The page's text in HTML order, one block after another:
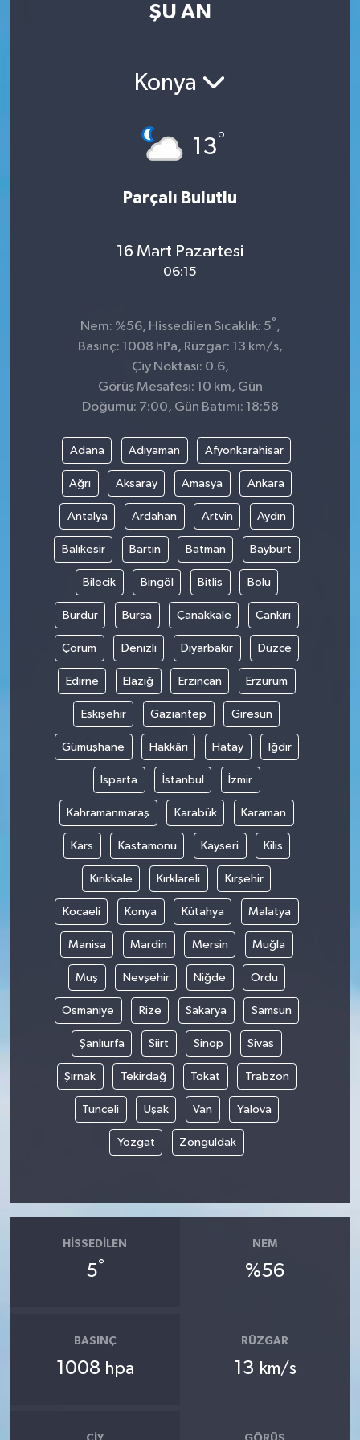
ŞU AN
Konya
13°
Parçalı Bulutlu
16 Mart Pazartesi
06:15
Nem: %56, Hissedilen Sıcaklık: 5° ,
Basınç: 1008 hPa, Rüzgar: 13 km/s,
Çiy Noktası: 0.6,
Görüş Mesafesi: 10 km, Gün
Doğumu: 7:00, Gün Batımı: 18:58
Adana Adıyaman Afyonkarahisar
Ağrı Aksaray Amasya Ankara
Antalya Ardahan Artvin Aydın
Balıkesir Bartın Batman Bayburt
Bilecik Bingöl Bitlis Bolu
Burdur Bursa Çanakkale Çankırı
Çorum Denizli Diyarbakır Düzce
Edirne Elazığ Erzincan Erzurum
Eskişehir Gaziantep Giresun
Gümüşhane Hakkâri Hatay Iğdır
Isparta İstanbul İzmir
Kahramanmaraş Karabük Karaman
Kars Kastamonu Kayseri Kilis
Kırıkkale Kırklareli Kırşehir
Kocaeli Konya Kütahya Malatya
Manisa Mardin Mersin Muğla
Muş Nevşehir Niğde Ordu
Osmaniye Rize Sakarya Samsun
Şanlıurfa Siirt Sinop Sivas
Şırnak Tekirdağ Tokat Trabzon
Tunceli Uşak Van Yalova
Yozgat Zonguldak
HISSEDILEN
5°
NEM
%56
BASINÇ
1008 hpa
RÜZGAR
13 km/s